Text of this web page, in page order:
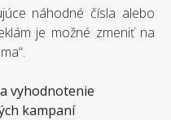
náhodné čísla alebo
je možné zmeniť na
vyhodnotenie
kampaní